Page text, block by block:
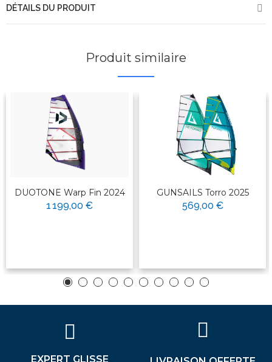
DÉTAILS DU PRODUIT
Produit similaire
DUOTONE Warp Fin 2024
1 199,00 €
GUNSAILS Torro 2025
569,00 €
EXPERT GLISSE